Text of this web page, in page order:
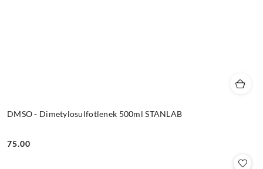
DMSO - Dimetylosulfotlenek 500ml STANLAB
Cena:
75.00